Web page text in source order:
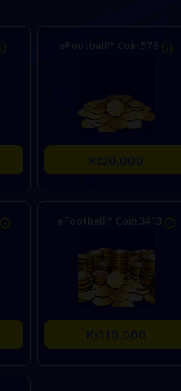
eFootball™ Coin 578
Ks20,000
eFootball™ Coin 3413
Ks110,000